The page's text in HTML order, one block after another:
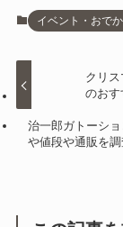
イベント・おで
クリ
のおす
治一郎ガトーシ
や値段や通販を調